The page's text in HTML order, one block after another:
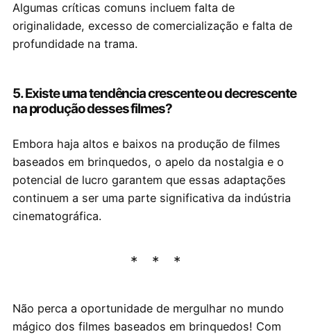
Algumas críticas comuns incluem falta de
originalidade, excesso de comercialização e falta de
profundidade na trama.
5. Existe uma tendência crescente ou decrescente
na produção desses filmes?
Embora haja altos e baixos na produção de filmes
baseados em brinquedos, o apelo da nostalgia e o
potencial de lucro garantem que essas adaptações
continuem a ser uma parte significativa da indústria
cinematográfica.
Não perca a oportunidade de mergulhar no mundo
mágico dos filmes baseados em brinquedos! Com